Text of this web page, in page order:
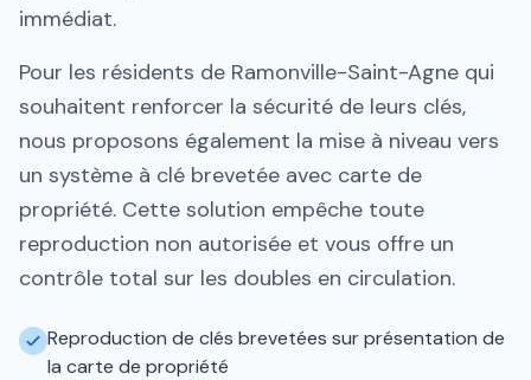
immédiat.
Pour les résidents de Ramonville-Saint-Agne qui
souhaitent renforcer la sécurité de leurs clés,
nous proposons également la mise à niveau vers
un système à clé brevetée avec carte de
propriété. Cette solution empêche toute
reproduction non autorisée et vous offre un
contrôle total sur les doubles en circulation.
Reproduction de clés brevetées sur présentation de
la carte de propriété